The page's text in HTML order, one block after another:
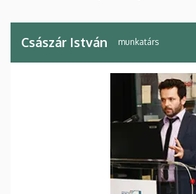
Császár István munkatárs